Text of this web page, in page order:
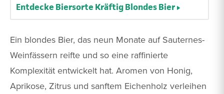
Ein blondes Bier, das neun Monate auf Sauternes-
Weinfässern reifte und so eine raffinierte
Komplexität entwickelt hat. Aromen von Honig,
Aprikose, Zitrus und sanftem Eichenholz verleihen
Entdecke Biersorte Kräftig Blondes Bier